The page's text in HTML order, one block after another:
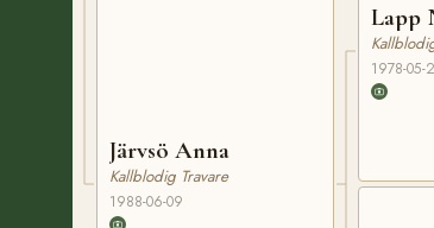
Järvsö Anna
Kallblodig Travare
1988-06-09
Lapp
1978-05-